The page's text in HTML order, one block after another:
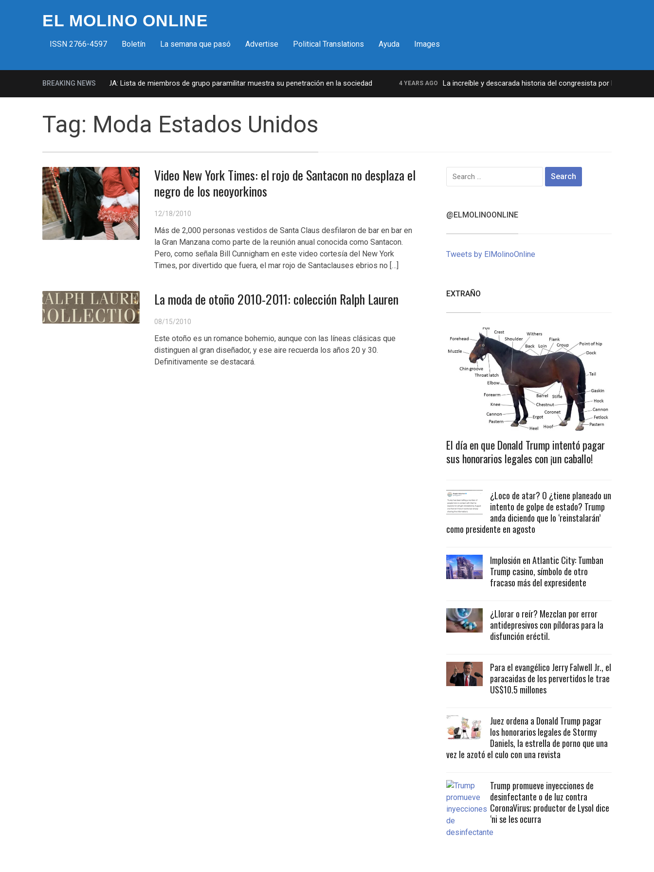
EL MOLINO ONLINE
ISSN 2766-4597 Boletín La semana que pasó Advertise Political Translations Ayuda Images
BREAKING NEWS
Milicias fascistas en EUA: Lista de miembros de grupo paramilitar muestra su penetración en la sociedad 4 YEARS AGO La increíble y descarada historia del congresista por NY George
Tag: Moda Estados Unidos
Video New York Times: el rojo de Santacon no desplaza el
negro de los neoyorkinos
12/18/2010
Más de 2,000 personas vestidos de Santa Claus desfilaron de bar en bar en
la Gran Manzana como parte de la reunión anual conocida como Santacon.
Pero, como señala Bill Cunnigham en este video cortesía del New York
Times, por divertido que fuera, el mar rojo de Santaclauses ebrios no […]
La moda de otoño 2010-2011: colección Ralph Lauren
08/15/2010
Este otoño es un romance bohemio, aunque con las líneas clásicas que
distinguen al gran diseñador, y ese aire recuerda los años 20 y 30.
Definitivamente se destacará.
Search
for:
@ELMOLINOONLINE
Tweets by ElMolinoOnline
EXTRAÑO
El día en que Donald Trump intentó pagar
sus honorarios legales con ¡un caballo!
¿Loco de atar? O ¿tiene planeado un
intento de golpe de estado? Trump
anda diciendo que lo ‘reinstalarán’
como presidente en agosto
Implosión en Atlantic City: Tumban
Trump casino, símbolo de otro
fracaso más del expresidente
¿Llorar o reír? Mezclan por error
antidepresivos con píldoras para la
disfunción eréctil.
Para el evangélico Jerry Falwell Jr., el
paracaidas de los pervertidos le trae
US$10.5 millones
Juez ordena a Donald Trump pagar
los honorarios legales de Stormy
Daniels, la estrella de porno que una
vez le azotó el culo con una revista
Trump promueve inyecciones de
desinfectante o de luz contra
CoronaVirus; productor de Lysol dice
‘ni se les ocurra